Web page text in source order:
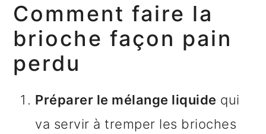
Comment faire la
brioche façon pain
perdu
Préparer le mélange liquide qui
va servir à tremper les brioches